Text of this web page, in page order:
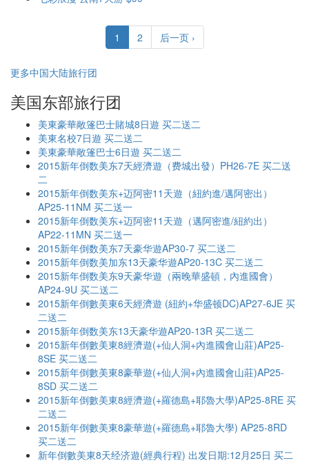
1 2 后一页 ›
更多中国大陆旅行团
美国东部旅行团
美東豪華敞篷巴士賭城8日遊 买二送二
美東名校7日遊 买二送二
美東豪華敞篷巴士6日遊 买二送二
2015新年倒数美东7天經濟遊（费城出發）PH26-7E 买二送
二
2015新年倒数美东+迈阿密11天遊（紐約進/邁阿密出）
AP25-11NM 买二送一
2015新年倒数美东+迈阿密11天遊（邁阿密進/紐約出）
AP22-11MN 买二送一
2015新年倒数美东7天豪华遊AP30-7 买二送二
2015新年倒数美加东13天豪华遊AP20-13C 买二送二
2015新年倒数美东9天豪华遊（兩晚華盛頓，內進國會）
AP24-9U 买二送二
2015新年倒數美東6天經濟遊 (紐約+华盛顿DC)AP27-6JE 买
二送二
2015新年倒数美东13天豪华遊AP20-13R 买二送二
2015新年倒數美東8經濟遊(+仙人洞+內進國會山莊)AP25-
8SE 买二送二
2015新年倒數美東8豪華遊(+仙人洞+內進國會山莊)AP25-
8SD 买二送二
2015新年倒數美東8經濟遊(+羅德島+耶魯大學)AP25-8RE 买
二送二
2015新年倒數美東8豪華遊(+羅德島+耶魯大學) AP25-8RD
买二送二
新年倒數美東8天经济遊(經典行程) 出发日期:12月25日 买二